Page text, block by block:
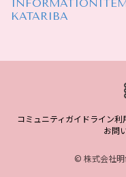
INFORMATION
KATARIBA
コミュニティガイドライン利
お問
© 株式会社明